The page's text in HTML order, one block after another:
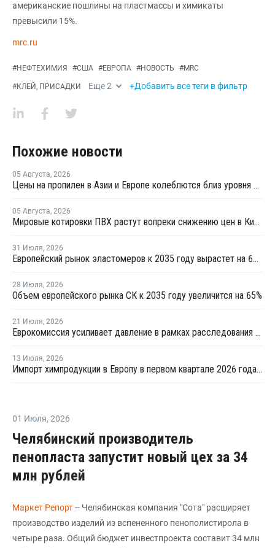
американские пошлины на пластмассы и химикаты
превысили 15%.
mrc.ru
#НЕФТЕХИМИЯ #США #ЕВРОПА #НОВОСТЬ #MRC
#КЛЕЙ, ПРИСАДКИ Еще2 +Добавить все теги в фильтр
Похожие новости
05 Августа, 2026
Цены на пропилен в Азии и Европе колеблются близ уровня в USD1000
05 Августа, 2026
Мировые котировки ПВХ растут вопреки снижению цен в Китае
31 Июля, 2026
Европейский рынок эластомеров к 2035 году вырастет на 64%
28 Июля, 2026
Объем европейского рынка СК к 2035 году увеличится на 65%
21 Июля, 2026
Еврокомиссия усиливает давление в рамках расследования дела о картеле на рынке строительной химии
13 Июля, 2026
Импорт химпродукции в Европу в первом квартале 2026 года упал до минимума за 5 лет
01 Июля, 2026
Челябинский производитель
пенопласта запустит новый цех за 34
млн рублей
Маркет Репорт-- Челябинская компания "Сота" расширяет
производство изделий из вспененного пенополистирола в
четыре раза. Общий бюджет инвестпроекта составит 34 млн